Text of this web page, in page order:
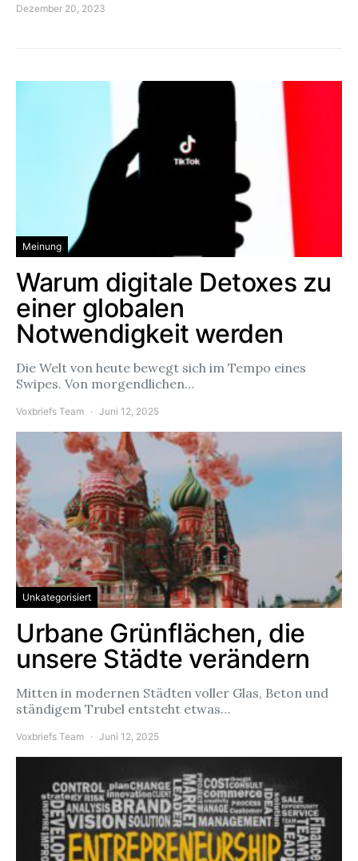
Dezember 20, 2023
Meinung
Warum digitale Detoxes zu
einer globalen
Notwendigkeit werden
Die Welt von heute bewegt sich im Tempo eines
Swipes. Von morgendlichen…
Voxbriefs Team Juni 12, 2025
Unkategorisiert
Urbane Grünflächen, die
unsere Städte verändern
Mitten in modernen Städten voller Glas, Beton und
ständigem Trubel entsteht etwas…
Voxbriefs Team Juni 12, 2025